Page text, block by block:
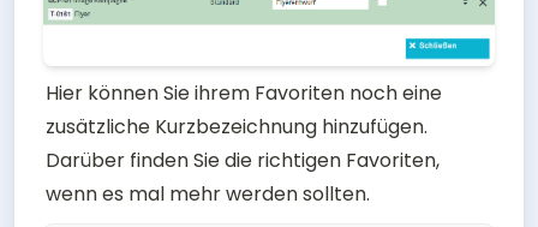
Hier können Sie ihrem Favoriten noch eine
zusätzliche Kurzbezeichnung hinzufügen.
Darüber finden Sie die richtigen Favoriten,
wenn es mal mehr werden sollten.